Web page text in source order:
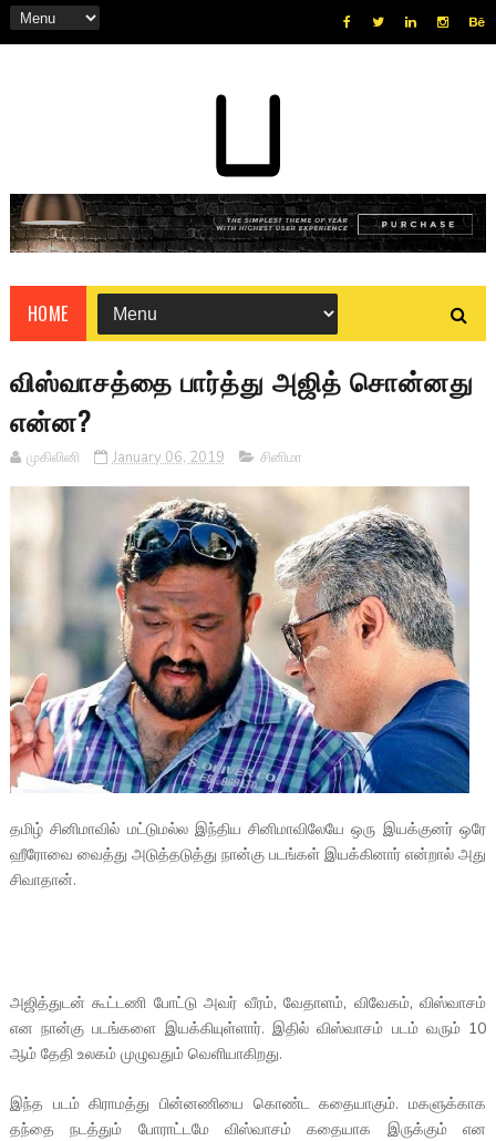
HOME
விஸ்வாசத்தை பார்த்து அஜித் சொன்னது
என்ன?
முகிலினி January 06, 2019 சினிமா
தமிழ் சினிமாவில் மட்டுமல்ல இந்திய சினிமாவிலேயே ஒரு இயக்குனர் ஒரே
ஹீரோவை வைத்து அடுத்தடுத்து நான்கு படங்கள் இயக்கினார் என்றால் அது
சிவாதான்.
அஜித்துடன் கூட்டணி போட்டு அவர் வீரம், வேதாளம், விவேகம், விஸ்வாசம்
என நான்கு படங்களை இயக்கியுள்ளார். இதில் விஸ்வாசம் படம் வரும் 10
ஆம் தேதி உலகம் முழுவதும் வெளியாகிறது.
இந்த படம் கிராமத்து பின்னணியை கொண்ட கதையாகும். மகளுக்காக
தந்தை நடத்தும் போராட்டமே விஸ்வாசம் கதையாக இருக்கும் என